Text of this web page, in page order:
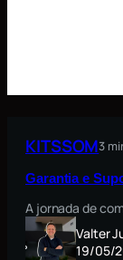
KITSSOM3
Garantia e
A jornada de
Valter
19/05/